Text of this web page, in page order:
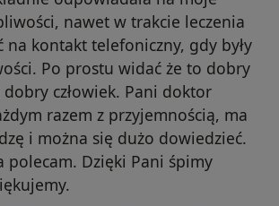
nawet w trakcie leczenia
na kontakt telefoniczny, gdy były
Po prostu widać że to dobry
człowiek. Pani doktor
razem z przyjemnością, ma
i można się dużo dowiedzieć.
polecam. Dzięki Pani śpimy